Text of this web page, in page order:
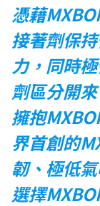
憑藉
接著劑保
力，同時
劑區分開來
擁抱
界首創的
韌、極低
選擇